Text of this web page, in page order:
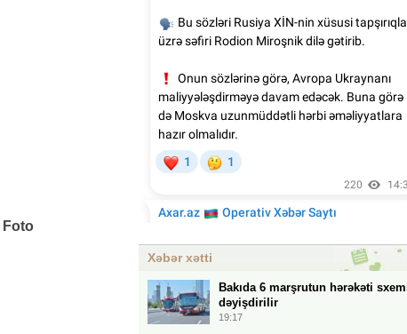
Foto
Xəbər xətti
Bakıda 6 marşrutun hərəkəti
dəyişdirilir
19:17